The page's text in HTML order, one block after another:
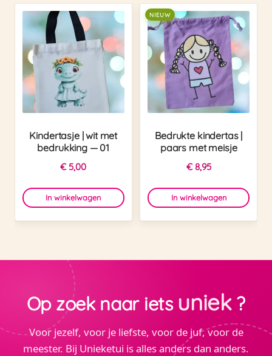
Kindertasje | wit met
bedrukking — 01
€5,00
In winkelwagen
NIEUW
Bedrukte kindertas |
paars met meisje
€8,95
In winkelwagen
Op zoek naar iets uniek?
Voor jezelf, voor je liefste, voor de juf, voor de
meester. Bij Unieketui is alles anders dan anders.